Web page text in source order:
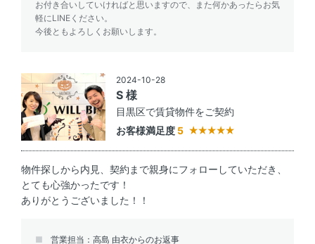
お付き合いしていければと思いますので、また何かあったらお気
軽にLINEください。
今後ともよろしくお願いします。
2024-10-28
S 様
目黒区で賃貸物件をご契約
お客様満足度 5
物件探しから内見、契約まで親身にフォローしていただき、
とても心強かったです！
ありがとうございました！！
営業担当：高島 由衣からのお返事